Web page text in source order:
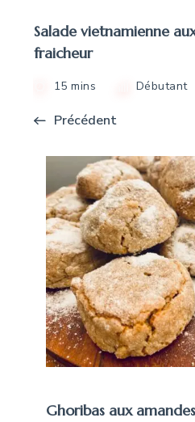
Salade vietnamienne
fraicheur
15 mins Débutant
Précédent
Ghoribas aux